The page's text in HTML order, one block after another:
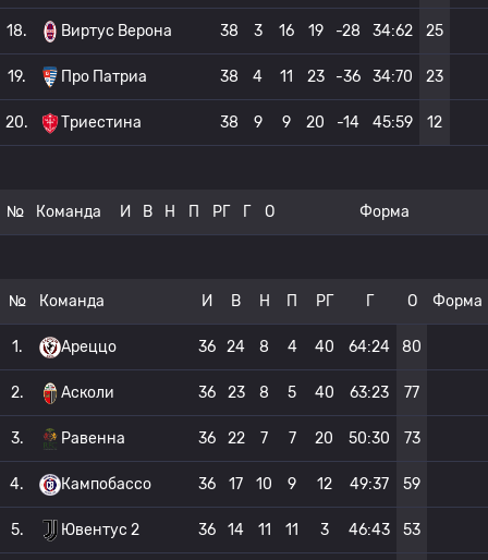
18. Виртус Верона 38 3 16 19 -28 34:62 25
19. Про Патриа 38 4 11 23 -36 34:70 23
20. Триестина 38 9 9 20 -14 45:59 12
№ Команда И В Н П РГ Г О Форма
№ Команда И В Н П РГ Г О Форма
1. Ареццо 36 24 8 4 40 64:24 80
2. Асколи 36 23 8 5 40 63:23 77
3. Равенна 36 22 7 7 20 50:30 73
4. Кампобассо 36 17 10 9 12 49:37 59
5. Ювентус 2 36 14 11 11 3 46:43 53